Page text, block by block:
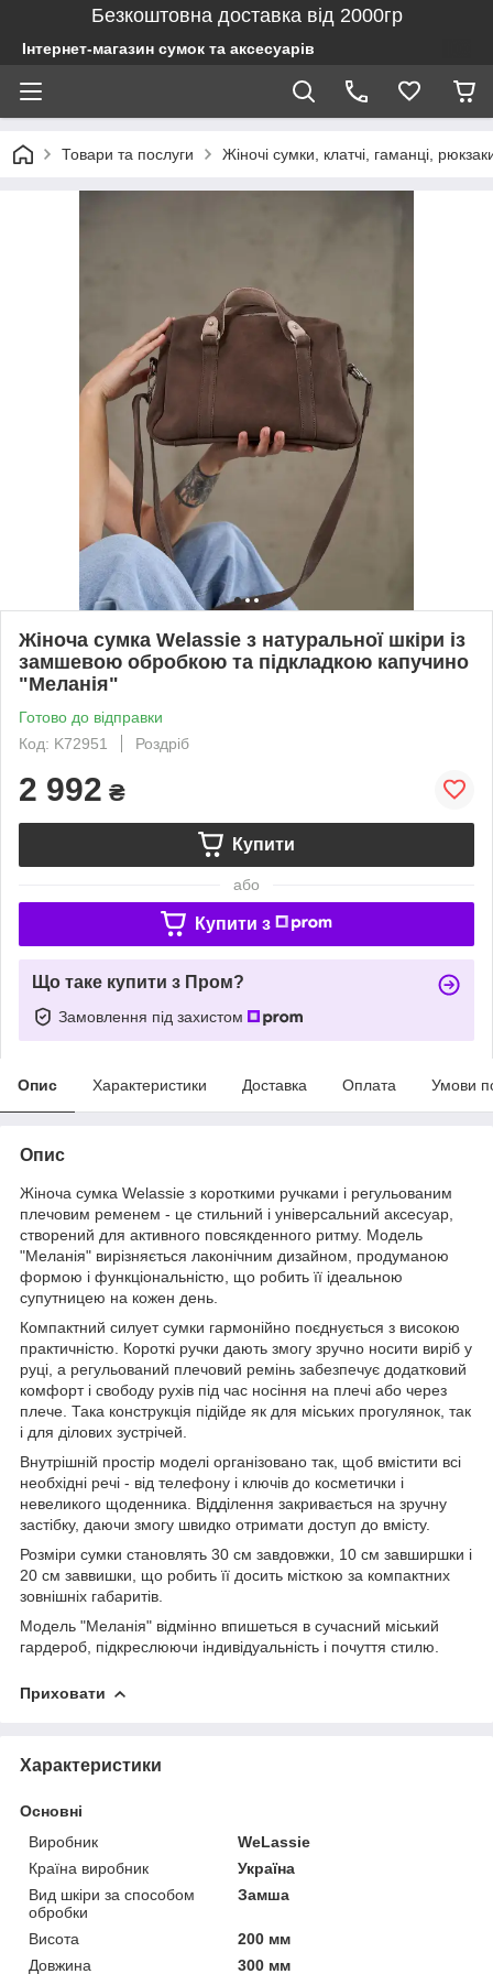
Безкоштовна доставка від 2000гр
Інтернет-магазин сумок та аксесуарів
Товари та послуги Жіночі сумки, клатчі, гаманці,
Жіноча сумка Welassie з натуральної шкіри із
замшевою обробкою та підкладкою капучино
"Меланія"
Готово до відправки
Код: K72951
Роздріб
2 992 ₴
Купити
або
Купити з
Що таке купити з Пром?
Замовлення під захистом
Опис Характеристики Доставка Оплата Умови
Опис
Жіноча сумка Welassie з короткими ручками і регульованим
плечовим ременем - це стильний і універсальний аксесуар,
створений для активного повсякденного ритму. Модель
"Меланія" вирізняється лаконічним дизайном, продуманою
формою і функціональністю, що робить її ідеальною
супутницею на кожен день.
Компактний силует сумки гармонійно поєднується з високою
практичністю. Короткі ручки дають змогу зручно носити виріб у
руці, а регульований плечовий ремінь забезпечує додатковий
комфорт і свободу рухів під час носіння на плечі або через
плече. Така конструкція підійде як для міських прогулянок, так
і для ділових зустрічей.
Внутрішній простір моделі організовано так, щоб вмістити всі
необхідні речі - від телефону і ключів до косметички і
невеликого щоденника. Відділення закривається на зручну
застібку, даючи змогу швидко отримати доступ до вмісту.
Розміри сумки становлять 30 см завдовжки, 10 см завширшки і
20 см заввишки, що робить її досить місткою за компактних
зовнішніх габаритів.
Модель "Меланія" відмінно впишеться в сучасний міський
гардероб, підкреслюючи індивідуальність і почуття стилю.
Приховати
Характеристики
Основні
Виробник
WeLassie
Країна виробник
Україна
Вид шкіри за способом
обробки
Замша
Висота
200 мм
Довжина
300 мм